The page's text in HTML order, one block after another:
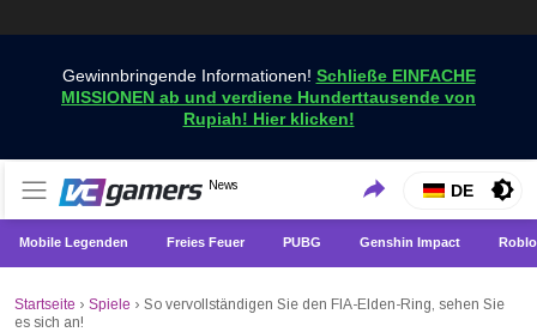
Gewinnbringende Informationen! Schließe EINFACHE
MISSIONEN ab und verdiene Hunderttausende von
Rupiah! Hier klicken!
VCGamers-Neuigkeiten
News
Holen Sie sich die neuesten Spielnachrichten nur bei
VCGamers
DE
Mobile Legenden Freies Feuer PUBG Genshin Impact
Startseite › Spiele › So vervollständigen Sie den FIA-Elden-Ring, sehen Sie
es sich an!